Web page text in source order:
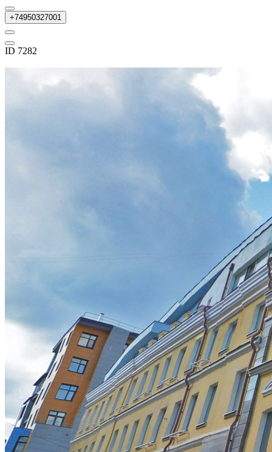
+74950327001
ID 7282